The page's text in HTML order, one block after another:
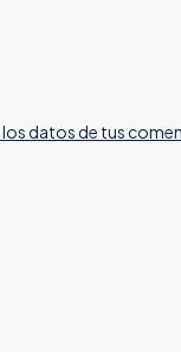
datos de tus